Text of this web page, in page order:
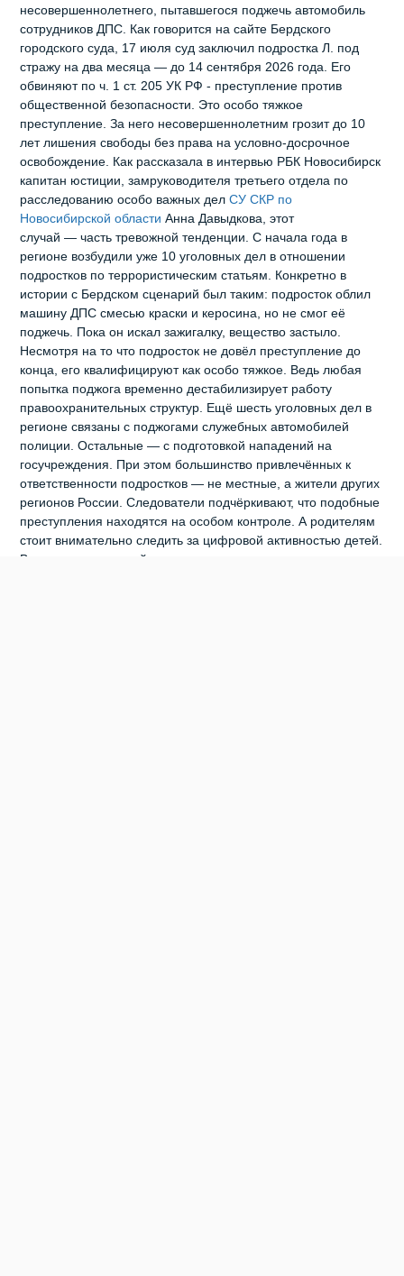
несовершеннолетнего, пытавшегося поджечь автомобиль
сотрудников ДПС. Как говорится на сайте Бердского
городского суда, 17 июля суд заключил подростка Л. под
стражу на два месяца — до 14 сентября 2026 года. Его
обвиняют по ч. 1 ст. 205 УК РФ - преступление против
общественной безопасности. Это особо тяжкое
преступление. За него несовершеннолетним грозит до 10
лет лишения свободы без права на условно‑досрочное
освобождение. Как рассказала в интервью РБК Новосибирск
капитан юстиции, замруководителя третьего отдела по
расследованию особо важных дел СУ СКР по
Новосибирской области Анна Давыдкова, этот
случай — часть тревожной тенденции. С начала года в
регионе возбудили уже 10 уголовных дел в отношении
подростков по террористическим статьям. Конкретно в
истории с Бердском сценарий был таким: подросток облил
машину ДПС смесью краски и керосина, но не смог её
поджечь. Пока он искал зажигалку, вещество застыло.
Несмотря на то что подросток не довёл преступление до
конца, его квалифицируют как особо тяжкое. Ведь любая
попытка поджога временно дестабилизирует работу
правоохранительных структур. Ещё шесть уголовных дел в
регионе связаны с поджогами служебных автомобилей
полиции. Остальные — с подготовкой нападений на
госучреждения. При этом большинство привлечённых к
ответственности подростков — не местные, а жители других
регионов России. Следователи подчёркивают, что подобные
преступления находятся на особом контроле. А родителям
стоит внимательно следить за цифровой активностью детей.
Ведь именно в онлайн‑пространстве чаще всего происходит